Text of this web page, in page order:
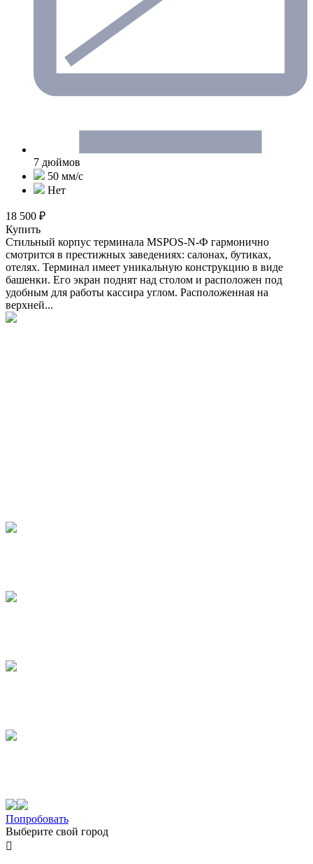
7 дюймов
50 мм/c
Нет
18 500 ₽
Купить
Стильный корпус терминала MSPOS-N-Ф гармонично
смотрится в престижных заведениях: салонах, бутиках,
отелях. Терминал имеет уникальную конструкцию в виде
башенки. Его экран поднят над столом и расположен под
удобным для работы кассира углом. Расположенная на
верхней...
Попробовать
Выберите свой город
